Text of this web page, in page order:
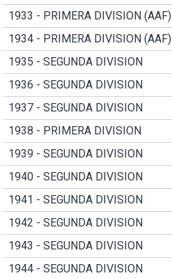
1933 - PRIMERA DIVISION (AAF)
1934 - PRIMERA DIVISION (AAF)
1935 - SEGUNDA DIVISION
1936 - SEGUNDA DIVISION
1937 - SEGUNDA DIVISION
1938 - PRIMERA DIVISION
1939 - SEGUNDA DIVISION
1940 - SEGUNDA DIVISION
1941 - SEGUNDA DIVISION
1942 - SEGUNDA DIVISION
1943 - SEGUNDA DIVISION
1944 - SEGUNDA DIVISION